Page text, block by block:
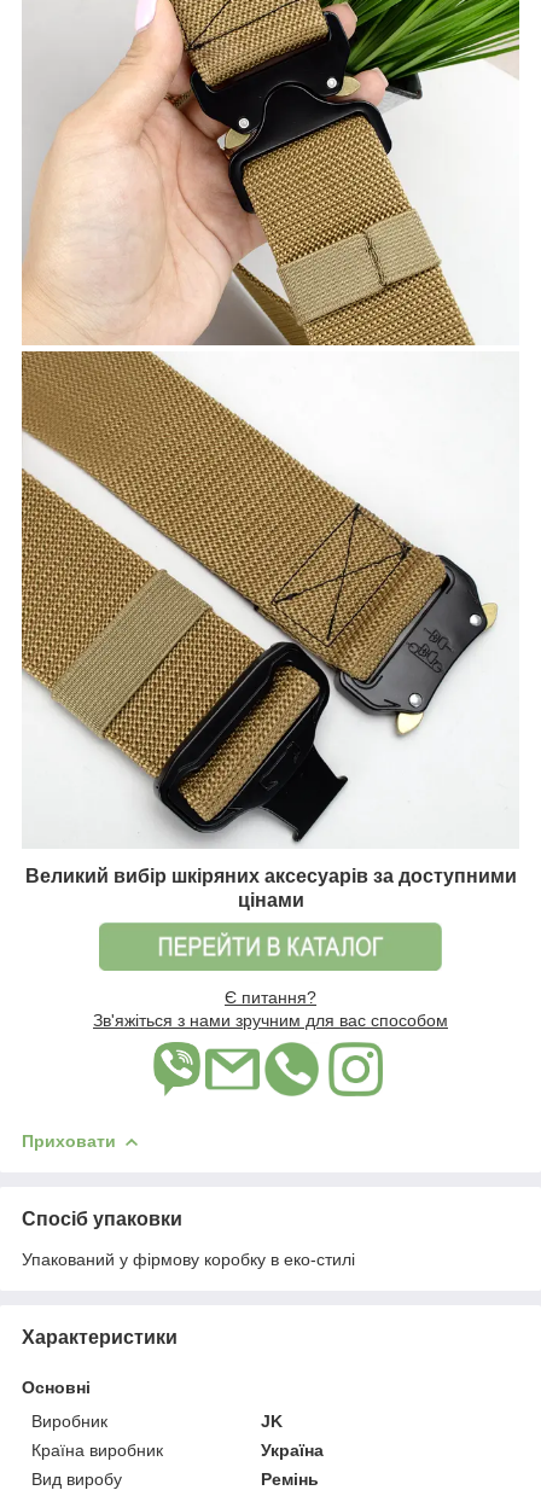
Великий вибір шкіряних аксесуарів за доступними
цінами
Є питання?
Зв'яжіться з нами зручним для вас способом
Приховати
Спосіб упаковки
Упакований у фірмову коробку в еко-стилі
Характеристики
Основні
Виробник
JK
Країна виробник
Україна
Вид виробу
Ремінь